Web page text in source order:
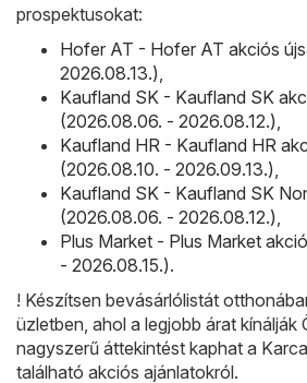
prospektusokat:
Hofer AT - Hofer AT akciós
2026.08.13.),
Kaufland SK - Kaufland SK
(2026.08.06. - 2026.08.12.),
Kaufland HR - Kaufland HR
(2026.08.10. - 2026.09.13.),
Kaufland SK - Kaufland SK
(2026.08.06. - 2026.08.12.),
Plus Market - Plus Market
- 2026.08.15.).
! Készítsen bevásárlólistát
üzletben, ahol a legjobb árat kínálják
nagyszerű áttekintést kaphat a
található akciós ajánlatokról.